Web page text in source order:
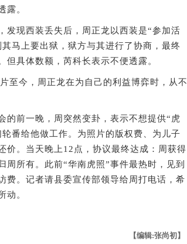
露。
现西装丢失后，周正龙以西装是“参加活
马上要出狱，狱方与其进行了协商，最终
具体数额，芮科长表示不便透露。
今，周正龙在为自己的利益博弈时，从不
前一晚，周突然变卦，表示不想提供“虎
番给他做工作。为照片的版权费、为儿子
价。当天晚上12点，协议最终达成：周获得
所有。此前“华南虎照”事件最热时，见到
费。记者请县委宣传部领导给周打电话，希
动。
【编辑:张尚初】